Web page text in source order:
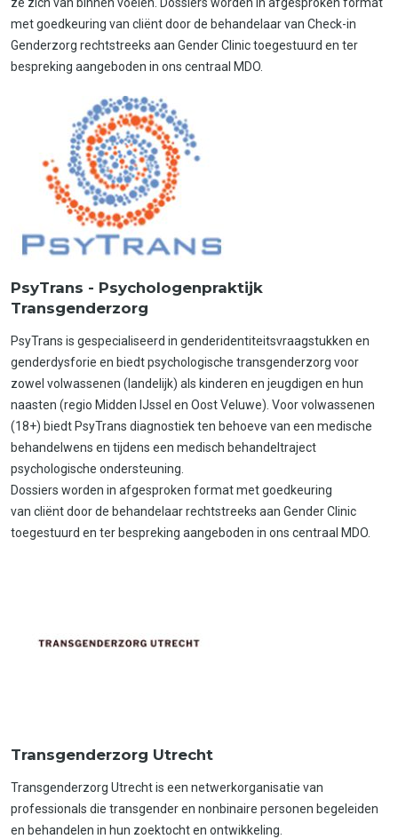
met goedkeuring van cliënt door de behandelaar van Check-in
Genderzorg rechtstreeks aan Gender Clinic toegestuurd en ter
bespreking aangeboden in ons centraal MDO.
PsyTrans - Psychologenpraktijk
Transgenderzorg
PsyTrans is gespecialiseerd in genderidentiteitsvraagstukken en
genderdysforie en biedt psychologische transgenderzorg voor
zowel volwassenen (landelijk) als kinderen en jeugdigen en hun
naasten (regio Midden IJssel en Oost Veluwe). Voor volwassenen
(18+) biedt PsyTrans diagnostiek ten behoeve van een medische
behandelwens en tijdens een medisch behandeltraject
psychologische ondersteuning.
Dossiers worden in afgesproken format met goedkeuring
van cliënt door de behandelaar rechtstreeks aan Gender Clinic
toegestuurd en ter bespreking aangeboden in ons centraal MDO.
Transgenderzorg Utrecht
Transgenderzorg Utrecht is een netwerkorganisatie van
professionals die transgender en nonbinaire personen begeleiden
en behandelen in hun zoektocht en ontwikkeling.